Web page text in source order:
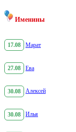
Именины
17.08 Марат
27.08 Ева
30.08 Алексей
30.08 Илья